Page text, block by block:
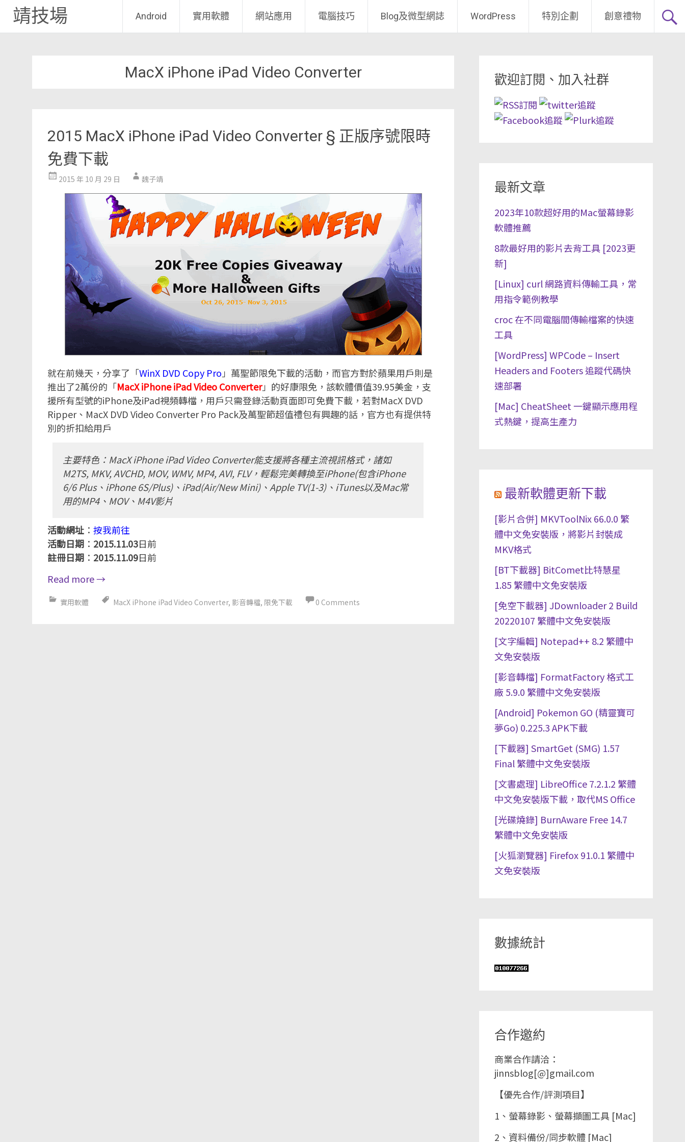
靖技場 Android 實用軟體 網站應用 電腦技巧 Blog及微型網誌 WordPress 特別企劃 創意禮物
MacX iPhone iPad Video Converter
2015 MacX iPhone iPad Video Converter § 正版序號限時
免費下載
2015 年 10 月 29 日 魏子靖
就在前幾天，分享了「WinX DVD Copy Pro 」萬聖節限免下載的活動，而官方對於蘋果用戶則是
推出了2萬份的「MacX iPhone iPad Video Converter」的好康限免，該軟體價值39.95美金，支
援所有型號的iPhone及iPad視頻轉檔，用戶只需登錄活動頁面即可免費下載，若對MacX DVD
Ripper、MacX DVD Video Converter Pro Pack及萬聖節超值禮包有興趣的話，官方也有提供特
別的折扣給用戶
主要特色：MacX iPhone iPad Video Converter能支援將各種主流視訊格式，諸如
M2TS, MKV, AVCHD, MOV, WMV, MP4, AVI, FLV，輕鬆完美轉換至iPhone(包含iPhone
6/6 Plus、iPhone 6S/Plus)、iPad(Air/New Mini)、Apple TV(1-3)、iTunes以及Mac常
用的MP4、MOV、M4V影片
活動網址 ： 按我前往
活動日期 ： 2015.11.03日前
註冊日期 ： 2015.11.09日前
Read more→
實用軟體 MacX iPhone iPad Video Converter, 影音轉檔, 限免下載 0 Comments
歡迎訂閱、加入社群
最新文章
2023年10款超好用的Mac螢幕錄影
軟體推薦
8款最好用的影片去背工具 [2023更
新]
[Linux] curl 網路資料傳輸工具，常
用指令範例教學
croc 在不同電腦間傳輸檔案的快速
工具
[WordPress] WPCode – Insert
Headers and Footers 追蹤代碼快
速部署
[Mac] CheatSheet 一鍵顯示應用程
式熱鍵，提高生產力
最新軟體更新下載
[影片合併] MKVToolNix 66.0.0 繁
體中文免安裝版，將影片封裝成
MKV格式
[BT下載器] BitComet比特慧星
1.85 繁體中文免安裝版
[免空下載器] JDownloader 2 Build
20220107 繁體中文免安裝版
[文字編輯] Notepad++ 8.2 繁體中
文免安裝版
[影音轉檔] FormatFactory 格式工
廠 5.9.0 繁體中文免安裝版
[Android] Pokemon GO (精靈寶可
夢Go) 0.225.3 APK下載
[下載器] SmartGet (SMG) 1.57
Final 繁體中文免安裝版
[文書處理] LibreOffice 7.2.1.2 繁體
中文免安裝版下載，取代MS Office
[光碟燒錄] BurnAware Free 14.7
繁體中文免安裝版
[火狐瀏覽器] Firefox 91.0.1 繁體中
文免安裝版
數據統計
合作邀約
商業合作請洽：
jinnsblog[@]gmail.com
【優先合作/評測項目】
1、螢幕錄影、螢幕擷圖工具 [Mac]
2、資料備份/同步軟體 [Mac]